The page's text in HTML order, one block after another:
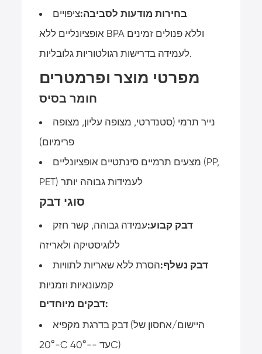
בחירות מודעות לסביבה:ציפויים
אופציונליים ללא BPA וללא פנולים זמינים
לעמידה בדרישות רגולטוריות גלובליות.
מפרטי מוצר ופרמטרים
חומר בסיס
נייר תרמי (סטנדרטי, מצופה עליון, מצופה
פרימיום)
מצעים תרמיים סינתטיים אופציונליים (PP,
PET) לעמידות גבוהה יותר
סוגי דבק
דבק קבוע:עמידה גבוהה, קשר חזק
ללוגיסטיקה ולאריזה
דבק נשלף:הסרת ללא שאריות לתוויות
קמעונאיות וזמניות
דבקים מיוחדים:
דבק בדרגת מקפיא (היישום/אחסון של
-20°C עד --40°C)